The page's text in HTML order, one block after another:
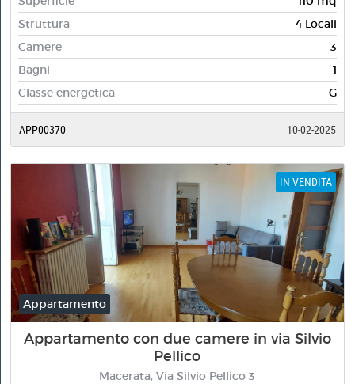
Struttura
4 Locali
Camere
3
Bagni
1
Classe energetica
G
APP00370 10-02-2025
IN VENDITA
Appartamento
Appartamento con due camere in via Silvio
Pellico
Macerata, Via Silvio Pellico 3